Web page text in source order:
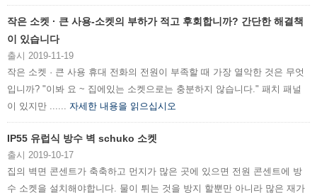
작은 소켓 · 큰 사용-소켓의 부하가 적고 후회합니까? 간단한 해결책
이 있습니다
출시 2019-11-19
작은 소켓 · 큰 사용 휴대 전화의 전원이 부족할 때 가장 열악한 것은 무엇
입니까? "이봐 요 ~ 집에있는 소켓으로는 충분하지 않습니다." 패치 패널
이 있지만 ...... 자세한 내용을 읽으십시오
IP55 유럽식 방수 벽 schuko 소켓
출시 2019-10-17
집의 벽면 콘센트가 축축하고 먼지가 많은 곳에 있으면 전원 콘센트에 방
수 소켓을 설치해야합니다. 물이 튀는 것을 방지 할뿐만 아니라 많은 재가